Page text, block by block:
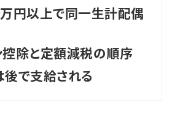
円以上で同一生計配偶
除と定額減税の順序
で支給される